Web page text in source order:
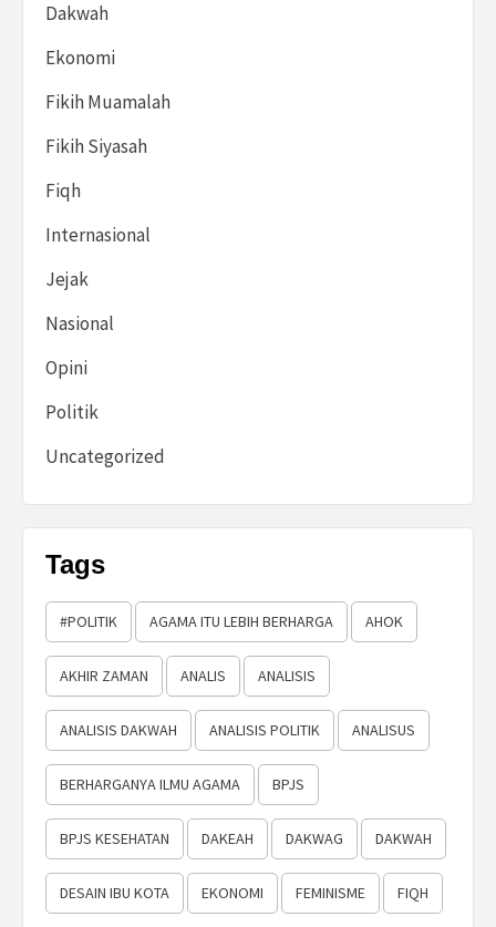
Dakwah
Ekonomi
Fikih Muamalah
Fikih Siyasah
Fiqh
Internasional
Jejak
Nasional
Opini
Politik
Uncategorized
Tags
#POLITIK AGAMA ITU LEBIH BERHARGA AHOK
AKHIR ZAMAN ANALIS ANALISIS
ANALISIS DAKWAH ANALISIS POLITIK ANALISUS
BERHARGANYA ILMU AGAMA BPJS
BPJS KESEHATAN DAKEAH DAKWAG DAKWAH
DESAIN IBU KOTA EKONOMI FEMINISME FIQH